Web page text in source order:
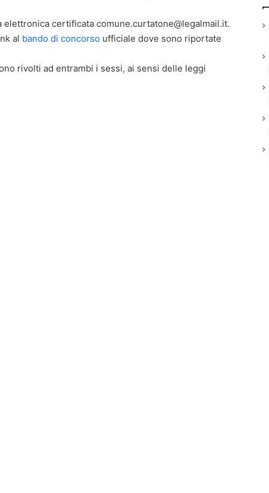
elettronica certificata comune.curtatone@legalmail.it.
al bando di concorso ufficiale dove sono riportate
rivolti ad entrambi i sessi, ai sensi delle leggi